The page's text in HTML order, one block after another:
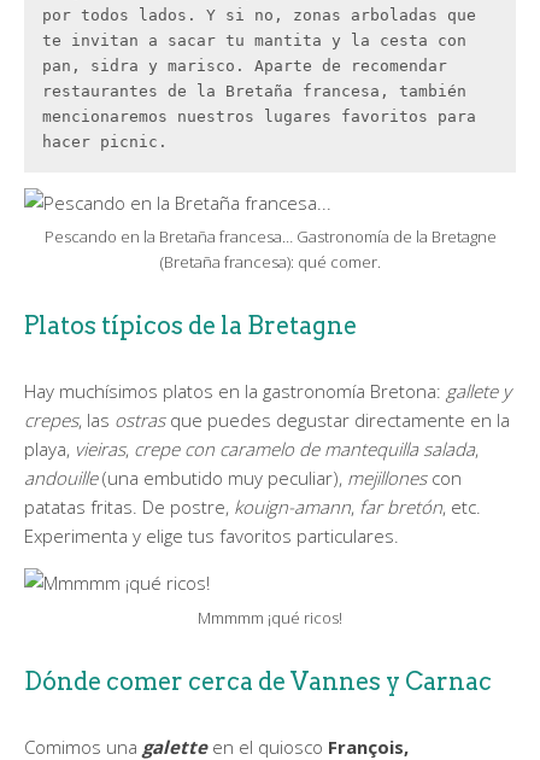
por todos lados. Y si no, zonas arboladas que
te invitan a sacar tu mantita y la cesta con
pan, sidra y marisco. Aparte de recomendar
restaurantes de la Bretaña francesa, también
mencionaremos nuestros lugares favoritos para
hacer picnic.
Pescando en la Bretaña francesa… Gastronomía de la Bretagne
(Bretaña francesa): qué comer.
Platos típicos de la Bretagne
Hay muchísimos platos en la gastronomía Bretona: gallete y
crepes, las ostras que puedes degustar directamente en la
playa, vieiras, crepe con caramelo de mantequilla salada,
andouille(una embutido muy peculiar), mejillones con
patatas fritas. De postre, kouign-amann, far bretón, etc.
Experimenta y elige tus favoritos particulares.
Mmmmm ¡qué ricos!
Dónde comer cerca de Vannes y Carnac
Comimos una galette en el quiosco François,